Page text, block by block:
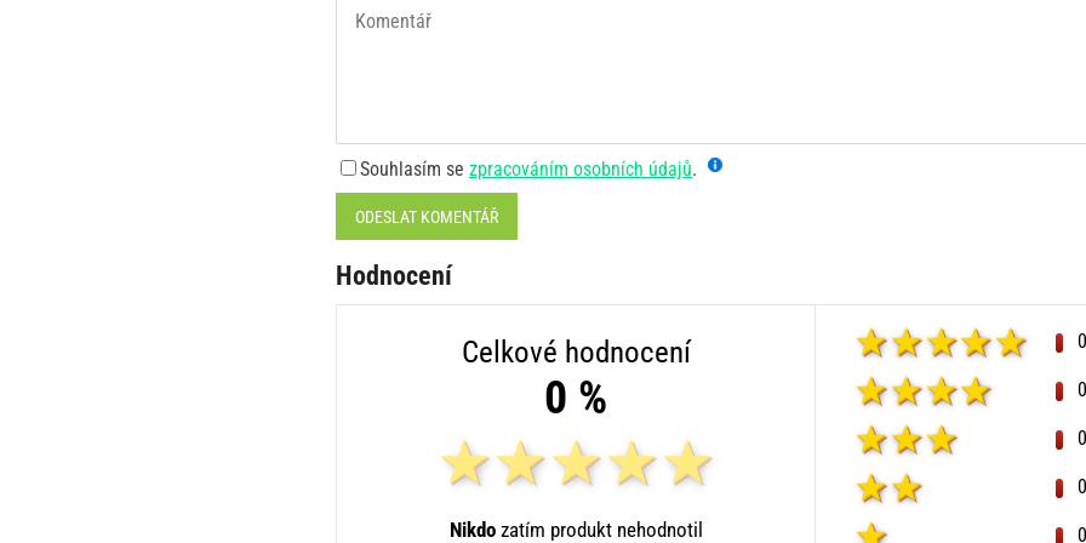
Souhlasím se zpracováním osobních údajů.
ODESLAT KOMENTÁŘ
Hodnocení
Celkové hodnocení
0 %
Nikdozatím produkt nehodnotil